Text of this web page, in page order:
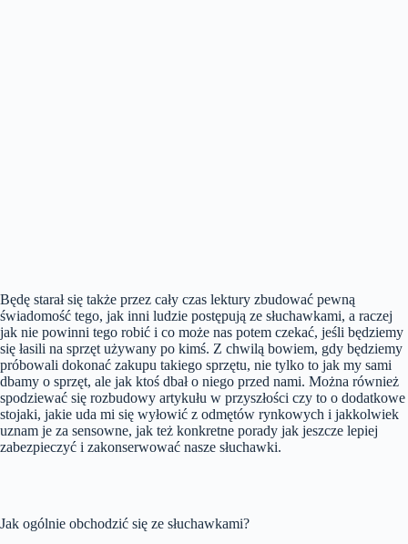
Będę starał się także przez cały czas lektury zbudować pewną
świadomość tego, jak inni ludzie postępują ze słuchawkami, a raczej
jak nie powinni tego robić i co może nas potem czekać, jeśli będziemy
się łasili na sprzęt używany po kimś. Z chwilą bowiem, gdy będziemy
próbowali dokonać zakupu takiego sprzętu, nie tylko to jak my sami
dbamy o sprzęt, ale jak ktoś dbał o niego przed nami. Można również
spodziewać się rozbudowy artykułu w przyszłości czy to o dodatkowe
stojaki, jakie uda mi się wyłowić z odmętów rynkowych i jakkolwiek
uznam je za sensowne, jak też konkretne porady jak jeszcze lepiej
zabezpieczyć i zakonserwować nasze słuchawki.
Jak ogólnie obchodzić się ze słuchawkami?